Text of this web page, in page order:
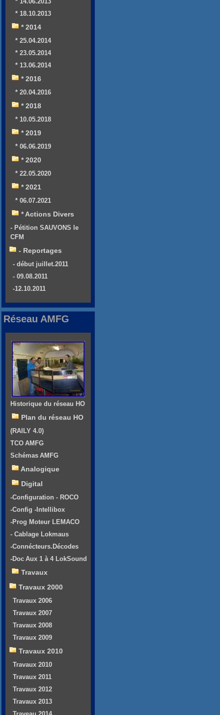
* 18.10.2013
* 2014
* 25.04.2014
* 23.05.2014
* 13.06.2014
* 2016
* 20.04.2016
* 2018
* 10.05.2018
* 2019
* 06.06.2019
* 2020
* 22.05.2020
* 2021
* 06.07.2021
* Actions Divers
- Pétition SAUVONS le
CFM
- Reportages
- début juillet.2011
- 09.08.2011
-12.10.2011
Réseau AMFG
Historique du réseau HO
Plan du réseau HO
(RAILY 4.0)
TCO AMFG
Schémas AMFG
Analogique
Digital
-Configuration - ROCO
-Config -Intellibox
-Prog Moteur LEMACO
- Cablage Lokmaus
-Connécteurs.Décodes
-Doc Aux 1 à 4 LokSound
Travaux
Travaux 2000
Travaux 2006
Travaux 2007
Travaux 2008
Travaux 2009
Travaux 2010
Travaux 2010
Travaux 2011
Travaux 2012
Travaux 2013